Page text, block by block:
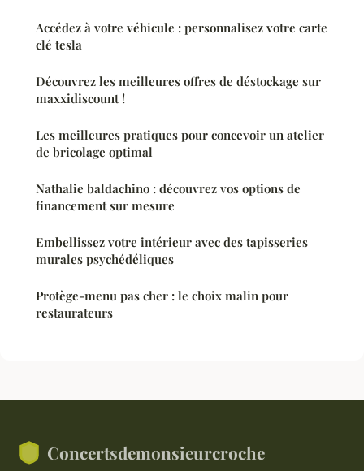
Accédez à votre véhicule : personnalisez votre carte
clé tesla
Découvrez les meilleures offres de déstockage sur
maxxidiscount !
Les meilleures pratiques pour concevoir un atelier
de bricolage optimal
Nathalie baldachino : découvrez vos options de
financement sur mesure
Embellissez votre intérieur avec des tapisseries
murales psychédéliques
Protège-menu pas cher : le choix malin pour
restaurateurs
Concertsdemonsieurcroche